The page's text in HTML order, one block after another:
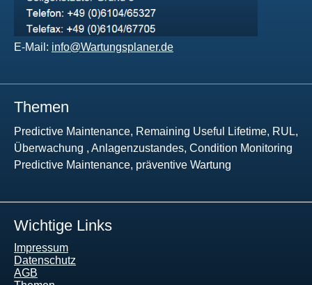
E-Mail: info@Wartungsplaner.de
Themen
Predictive Maintenance, Remaining Useful Lifetime, RUL,
Überwachung , Anlagenzustandes, Condition Monitoring
Predictive Maintenance, präventive Wartung
Wichtige Links
Impressum
Datenschutz
AGB